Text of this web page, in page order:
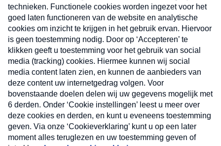
Verzend
Nieuwsbrief
Neem hier een gratis abonnement op onze